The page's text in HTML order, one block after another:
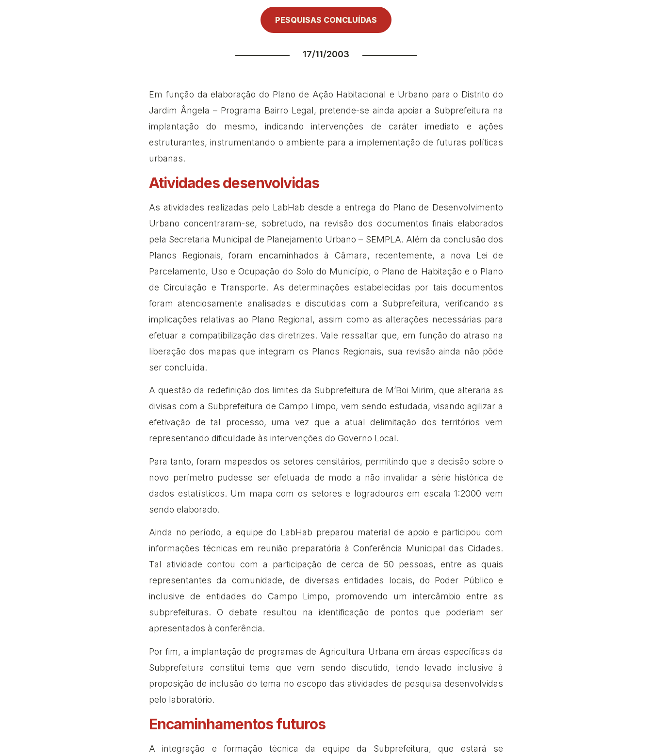
PESQUISAS CONCLUÍDAS
17/11/2003
Em função da elaboração do Plano de Ação Habitacional e Urbano para o Distrito do
Jardim Ângela – Programa Bairro Legal, pretende-se ainda apoiar a Subprefeitura na
implantação do mesmo, indicando intervenções de caráter imediato e ações
estruturantes, instrumentando o ambiente para a implementação de futuras políticas
urbanas.
Atividades desenvolvidas
As atividades realizadas pelo LabHab desde a entrega do Plano de Desenvolvimento
Urbano concentraram-se, sobretudo, na revisão dos documentos finais elaborados
pela Secretaria Municipal de Planejamento Urbano – SEMPLA. Além da conclusão dos
Planos Regionais, foram encaminhados à Câmara, recentemente, a nova Lei de
Parcelamento, Uso e Ocupação do Solo do Município, o Plano de Habitação e o Plano
de Circulação e Transporte. As determinações estabelecidas por tais documentos
foram atenciosamente analisadas e discutidas com a Subprefeitura, verificando as
implicações relativas ao Plano Regional, assim como as alterações necessárias para
efetuar a compatibilização das diretrizes. Vale ressaltar que, em função do atraso na
liberação dos mapas que integram os Planos Regionais, sua revisão ainda não pôde
ser concluída.
A questão da redefinição dos limites da Subprefeitura de M’Boi Mirim, que alteraria as
divisas com a Subprefeitura de Campo Limpo, vem sendo estudada, visando agilizar a
efetivação de tal processo, uma vez que a atual delimitação dos territórios vem
representando dificuldade às intervenções do Governo Local.
Para tanto, foram mapeados os setores censitários, permitindo que a decisão sobre o
novo perímetro pudesse ser efetuada de modo a não invalidar a série histórica de
dados estatísticos. Um mapa com os setores e logradouros em escala 1:2000 vem
sendo elaborado.
Ainda no período, a equipe do LabHab preparou material de apoio e participou com
informações técnicas em reunião preparatória à Conferência Municipal das Cidades.
Tal atividade contou com a participação de cerca de 50 pessoas, entre as quais
representantes da comunidade, de diversas entidades locais, do Poder Público e
inclusive de entidades do Campo Limpo, promovendo um intercâmbio entre as
subprefeituras. O debate resultou na identificação de pontos que poderiam ser
apresentados à conferência.
Por fim, a implantação de programas de Agricultura Urbana em áreas específicas da
Subprefeitura constitui tema que vem sendo discutido, tendo levado inclusive à
proposição de inclusão do tema no escopo das atividades de pesquisa desenvolvidas
pelo laboratório.
Encaminhamentos futuros
A integração e formação técnica da equipe da Subprefeitura, que estará se